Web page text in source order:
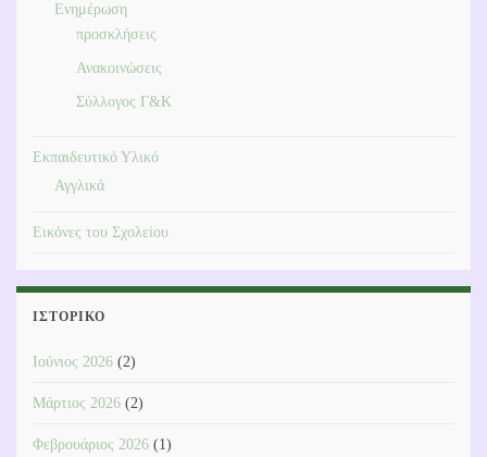
Ενημέρωση
προσκλήσεις
Ανακοινώσεις
Σύλλογος Γ&Κ
Εκπαιδευτικό Υλικό
Αγγλικά
Εικόνες του Σχολείου
ΙΣΤΟΡΙΚΌ
Ιούνιος 2026 (2)
Μάρτιος 2026 (2)
Φεβρουάριος 2026 (1)